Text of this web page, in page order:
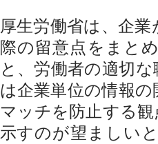
厚生労働省は、企
際の留意点をまと
と、労働者の適切
は企業単位の情報
マッチを防止する
示すのが望ましい